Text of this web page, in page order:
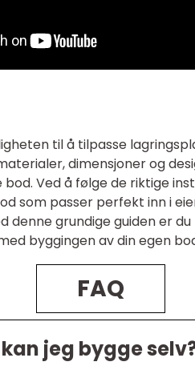
til å tilpasse
dimensjoner og
Ved å følge de riktige
som passer perfekt inn i
denne grundige guiden er
byggingen av din egen
FAQ
jeg bygge